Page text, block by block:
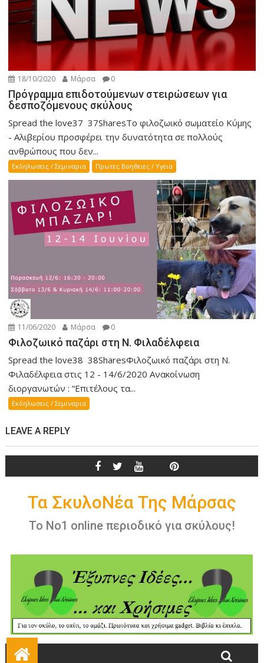
18/10/2020 Μάρσα 0
Πρόγραμμα επιδοτούμενων στειρώσεων για
δεσποζόμενους σκύλους
Spread the love37 37SharesΤο φιλοζωικό σωματείο Κύμης
- Αλιβερίου προσφέρει την δυνατότητα σε πολλούς
ανθρώπους που δεν...
Εκδηλωσεις / Σεμιναρια Πρωτες Βοηθειες / Υγεια
11/06/2020 Μάρσα 0
Φιλοζωικό παζάρι στη Ν. Φιλαδέλφεια
Spread the love38 38SharesΦιλοζωικό παζάρι στη Ν.
Φιλαδέλφεια στις 12 - 14/6/2020 Ανακοίνωση
διοργανωτών : “Επιτέλους τα...
Εκδηλωσεις / Σεμιναρια
LEAVE A REPLY